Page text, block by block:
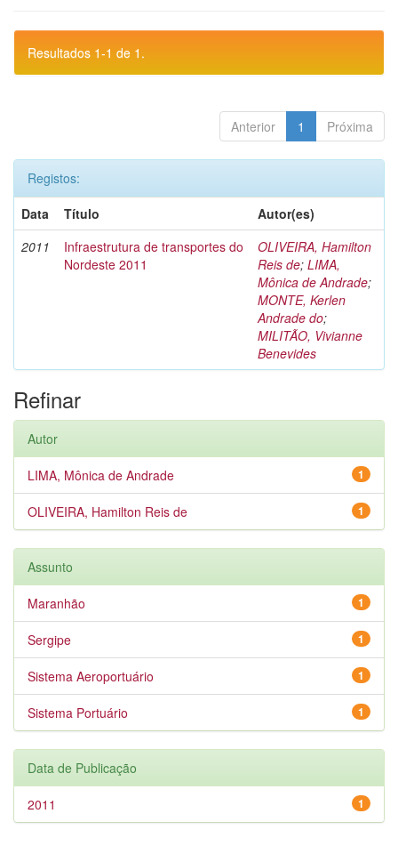
Resultados 1-1 de 1.
Anterior 1 Próxima
Registos:
Data
Título
Autor(es)
2011
Infraestrutura de transportes do
Nordeste 2011
OLIVEIRA, Hamilton
Reis de; LIMA,
Mônica de Andrade;
MONTE, Kerlen
Andrade do;
MILITÃO, Vivianne
Benevides
Refinar
Autor
1
LIMA, Mônica de Andrade
1
OLIVEIRA, Hamilton Reis de
Assunto
1
Maranhão
1
Sergipe
1
Sistema Aeroportuário
1
Sistema Portuário
Data de Publicação
1
2011